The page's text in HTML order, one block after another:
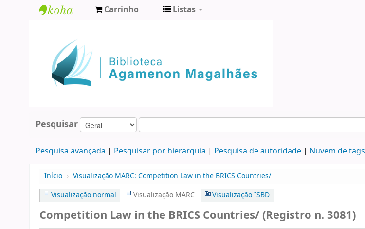
Agamenon
Magalhães
Carrinho Listas
Pesquisar
Pesquisa avançada Pesquisar por hierarquia Pesquisa de autoridade Nuvem de tags
Início › Visualização MARC: Competition Law in the BRICS Countries/
Visualização normal
Visualização MARC Visualização ISBD
Competition Law in the BRICS Countries/ (Registro n. 3081)